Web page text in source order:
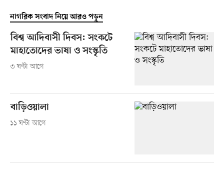
নাগরিক সংবাদ নিয়ে আরও পড়ুন
বিশ্ব আদিবাসী দিবস: সংকটে
মাহাতোদের ভাষা ও সংস্কৃতি
৩ ঘণ্টা আগে
বাড়িওয়ালা
১১ ঘণ্টা আগে